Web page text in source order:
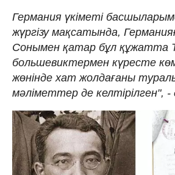
Германия үкіметі
жүргізу мақсатында,
Сонымен қатар бұл құжатта
большевиктермен күресте
жөнінде хат жолдағаны
мәліметтер де келтірілген", -